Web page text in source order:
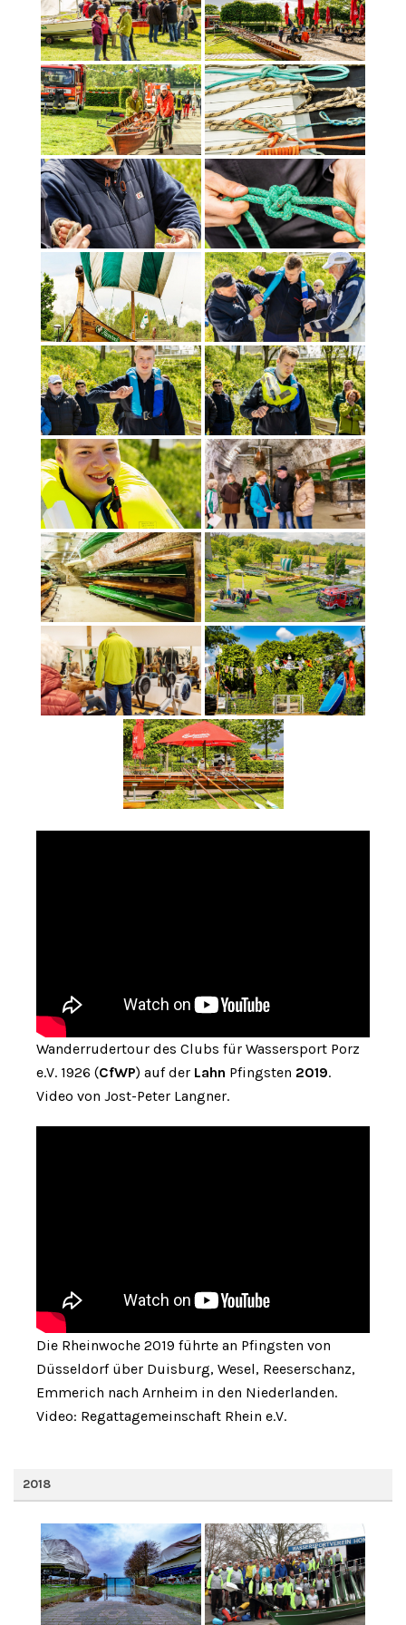
Wanderrudertour des Clubs für Wassersport Porz
e.V. 1926 (CfWP) auf der Lahn Pfingsten 2019.
Video von Jost-Peter Langner.
Die Rheinwoche 2019 führte an Pfingsten von
Düsseldorf über Duisburg, Wesel, Reeserschanz,
Emmerich nach Arnheim in den Niederlanden.
Video: Regattagemeinschaft Rhein e.V.
2018